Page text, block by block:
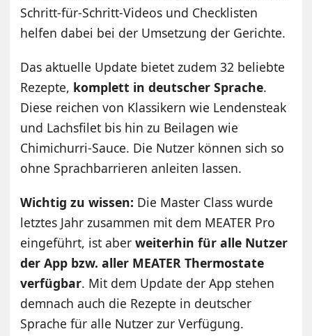
Schritt-für-Schritt-Videos und Checklisten
helfen dabei bei der Umsetzung der Gerichte.
Das aktuelle Update bietet zudem 32 beliebte
Rezepte, komplett in deutscher Sprache.
Diese reichen von Klassikern wie Lendensteak
und Lachsfilet bis hin zu Beilagen wie
Chimichurri-Sauce. Die Nutzer können sich so
ohne Sprachbarrieren anleiten lassen.
Wichtig zu wissen: Die Master Class wurde
letztes Jahr zusammen mit dem MEATER Pro
eingeführt, ist aberweiterhin für alle Nutzer
der App bzw. aller MEATER Thermostate
verfügbar. Mit dem Update der App stehen
demnach auch die Rezepte in deutscher
Sprache für alle Nutzer zur Verfügung.